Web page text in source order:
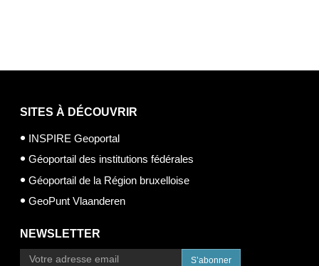
SITES À DÉCOUVRIR
INSPIRE Geoportal
Géoportail des institutions fédérales
Géoportail de la Région bruxelloise
GeoPunt Vlaanderen
NEWSLETTER
S’abonner